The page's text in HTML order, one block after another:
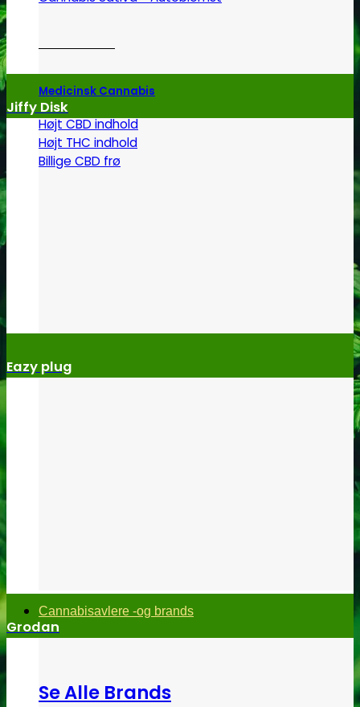
Medicinsk Cannabis
Højt CBD indhold
Højt THC indhold
Billige CBD frø
Cannabisavlere -og brands
Se Alle Brands
Jiffy Disk
Eazy plug
Grodan